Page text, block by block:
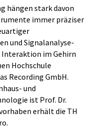
hängen stark davon
immer präziser
und Signalanalyse-
Interaktion im Gehirn
Hochschule
Recording GmbH.
und
ist Prof. Dr.
erhält die TH